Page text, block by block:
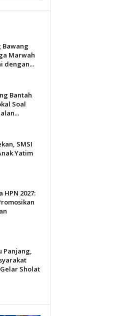
Bawang
Marwah
dengan...
Bantah
Soal
SMSI
Yatim
HPN 2027:
Panjang,
Sholat